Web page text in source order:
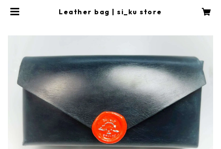
Leather bag | si_ku store